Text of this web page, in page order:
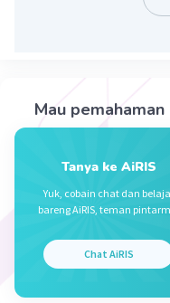
Level 94
Bronkiolus
berdiameter
Beri Rating·0.0
Mau
Tanya ke AiRIS
Yuk, cobain chat dan
bareng AiRIS, teman
Chat AiRIS